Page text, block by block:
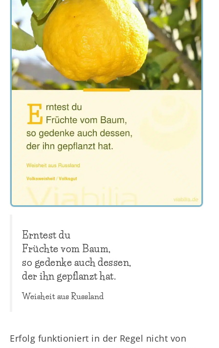
Erntest du
Früchte vom Baum,
so gedenke auch dessen,
der ihn gepflanzt hat.
Weisheit aus Russland
Erfolg funktioniert in der Regel nicht von